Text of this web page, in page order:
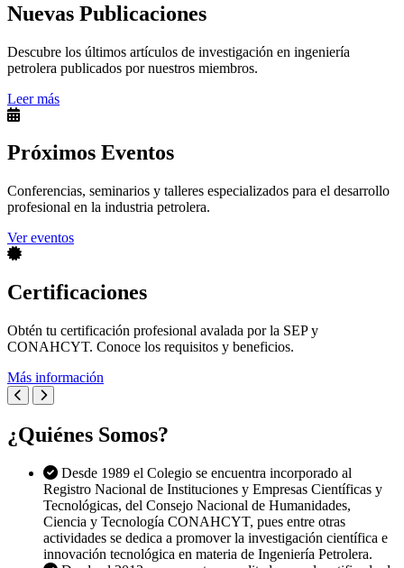
Nuevas Publicaciones
Descubre los últimos artículos de investigación en ingeniería
petrolera publicados por nuestros miembros.
Leer más
Próximos Eventos
Conferencias, seminarios y talleres especializados para el desarrollo
profesional en la industria petrolera.
Ver eventos
Certificaciones
Obtén tu certificación profesional avalada por la SEP y
CONAHCYT. Conoce los requisitos y beneficios.
Más información
¿Quiénes Somos?
Desde 1989 el Colegio se encuentra incorporado al
Registro Nacional de Instituciones y Empresas Científicas y
Tecnológicas, del Consejo Nacional de Humanidades,
Ciencia y Tecnología CONAHCYT, pues entre otras
actividades se dedica a promover la investigación científica e
innovación tecnológica en materia de Ingeniería Petrolera.